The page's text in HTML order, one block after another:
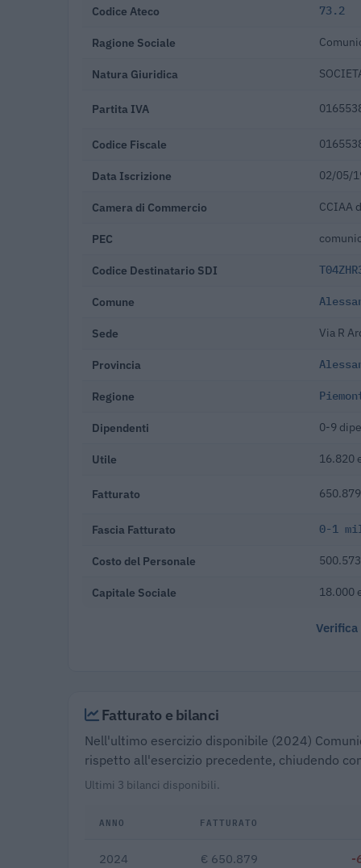
Codice Ateco 73.2
Ragione Sociale
Natura Giuridica
Partita IVA
Codice Fiscale
Data Iscrizione 02/05/
Camera di Commercio CCIAA
PEC
Codice Destinatario SDI
Comune
Sede Via R
Provincia
Regione
Dipendenti 0-9
Utile 16.820
Fatturato
Fascia Fatturato 0-1
Costo del Personale
Capitale Sociale 18.000
Fatturato e bilanci
Nell'ultimo esercizio disponibile (2024)
rispetto all'esercizio precedente, chiudendo
Ultimi 3 bilanci disponibili.
ANNO FATTURATO
2024 € 650.879 -